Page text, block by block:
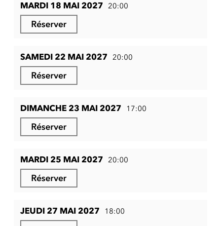
MARDI 18 MAI 2027 20:00
Réserver
SAMEDI 22 MAI 2027 20:00
Réserver
DIMANCHE 23 MAI 2027 17:00
Réserver
MARDI 25 MAI 2027 20:00
Réserver
JEUDI 27 MAI 2027 18:00